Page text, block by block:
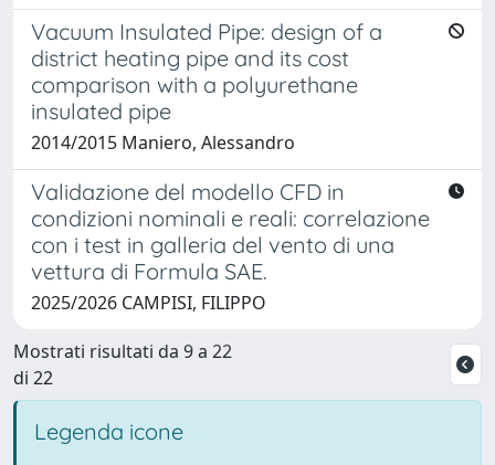
Vacuum Insulated Pipe: design of a
district heating pipe and its cost
comparison with a polyurethane
insulated pipe
2014/2015 Maniero, Alessandro
Validazione del modello CFD in
condizioni nominali e reali: correlazione
con i test in galleria del vento di una
vettura di Formula SAE.
2025/2026 CAMPISI, FILIPPO
Mostrati risultati da 9 a 22
di 22
Legenda icone